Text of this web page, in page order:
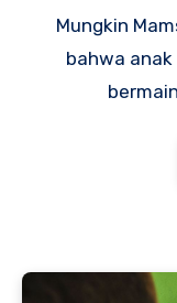
Mungkin Mams sering mendengar pendapat
bahwa